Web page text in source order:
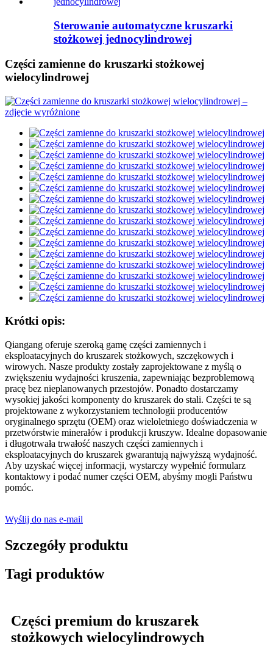
Sterowanie automatyczne kruszarki
stożkowej jednocylindrowej
Części zamienne do kruszarki stożkowej
wielocylindrowej
Krótki opis:
Qiangang oferuje szeroką gamę części zamiennych i
eksploatacyjnych do kruszarek stożkowych, szczękowych i
wirowych. Nasze produkty zostały zaprojektowane z myślą o
zwiększeniu wydajności kruszenia, zapewniając bezproblemową
pracę bez nieplanowanych przestojów. Ponadto dostarczamy
wysokiej jakości komponenty do kruszarek do stali. Części te są
projektowane z wykorzystaniem technologii producentów
oryginalnego sprzętu (OEM) oraz wieloletniego doświadczenia w
przetwórstwie minerałów i produkcji kruszyw. Idealne dopasowanie
i długotrwała trwałość naszych części zamiennych i
eksploatacyjnych do kruszarek gwarantują najwyższą wydajność.
Aby uzyskać więcej informacji, wystarczy wypełnić formularz
kontaktowy i podać numer części OEM, abyśmy mogli Państwu
pomóc.
Wyślij do nas e-mail
Szczegóły produktu
Tagi produktów
Części premium do kruszarek
stożkowych wielocylindrowych